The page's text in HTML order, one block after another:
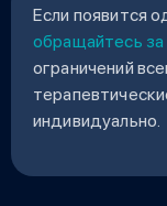
Если появится
обращайтесь
ограничений
индивидуально.